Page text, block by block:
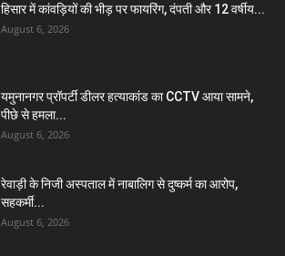
हिसार में कांवड़ियों की भीड़ पर फायरिंग, दंपती और 12 वर्षीय...
August 6, 2026
यमुनानगर प्रॉपर्टी डीलर हत्याकांड का CCTV आया सामने,
पीछे से हमला...
August 6, 2026
रेवाड़ी के निजी अस्पताल में नाबालिग से दुष्कर्म का आरोप,
सहकर्मी...
August 6, 2026